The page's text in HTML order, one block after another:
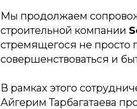
Мы продолжаем
строительной компании
стремящегося не просто
совершенствоваться и
В рамках этого
Айгерим Тарбагатаева